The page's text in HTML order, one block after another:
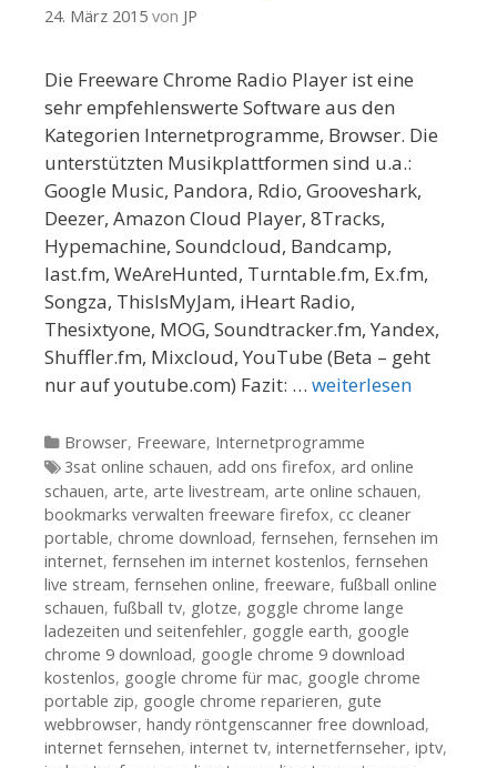
24. März 2015 von JP
Die Freeware Chrome Radio Player ist eine
sehr empfehlenswerte Software aus den
Kategorien Internetprogramme, Browser. Die
unterstützten Musikplattformen sind u.a.:
Google Music, Pandora, Rdio, Grooveshark,
Deezer, Amazon Cloud Player, 8Tracks,
Hypemachine, Soundcloud, Bandcamp,
last.fm, WeAreHunted, Turntable.fm, Ex.fm,
Songza, ThisIsMyJam, iHeart Radio,
Thesixtyone, MOG, Soundtracker.fm, Yandex,
Shuffler.fm, Mixcloud, YouTube (Beta – geht
nur auf youtube.com) Fazit: … weiterlesen
Kategorien
Browser, Freeware, Internetprogramme
Tags
3sat online schauen, add ons firefox, ard online
schauen, arte, arte livestream, arte online schauen,
bookmarks verwalten freeware firefox, cc cleaner
portable, chrome download, fernsehen, fernsehen im
internet, fernsehen im internet kostenlos, fernsehen
live stream, fernsehen online, freeware, fußball online
schauen, fußball tv, glotze, goggle chrome lange
ladezeiten und seitenfehler, goggle earth, google
chrome 9 download, google chrome 9 download
kostenlos, google chrome für mac, google chrome
portable zip, google chrome reparieren, gute
webbrowser, handy röntgenscanner free download,
internet fernsehen, internet tv, internetfernseher, iptv,